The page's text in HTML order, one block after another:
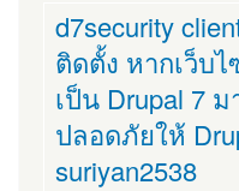
d7security
ติดตั้ง หากเว็บ
เป็น Drupal 7
ปลอดภัยให้
suriyan2538